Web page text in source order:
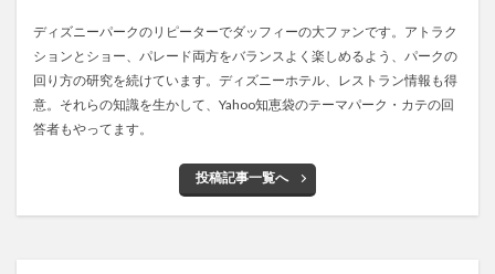
ディズニーパークのリピーターでダッフィーの大ファンです。アトラク
ションとショー、パレード両方をバランスよく楽しめるよう、パークの
回り方の研究を続けています。ディズニーホテル、レストラン情報も得
意。それらの知識を生かして、Yahoo知恵袋のテーマパーク・カテの回
答者もやってます。
投稿記事一覧へ